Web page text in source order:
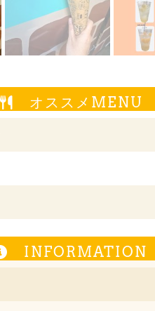
オススメMENU
INFORMATION